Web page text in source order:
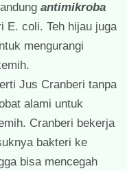
antimikroba
E. coli. Teh hijau juga
mengurangi
Jus Cranberi tanpa
alami untuk
Cranberi bekerja
bakteri ke
bisa mencegah